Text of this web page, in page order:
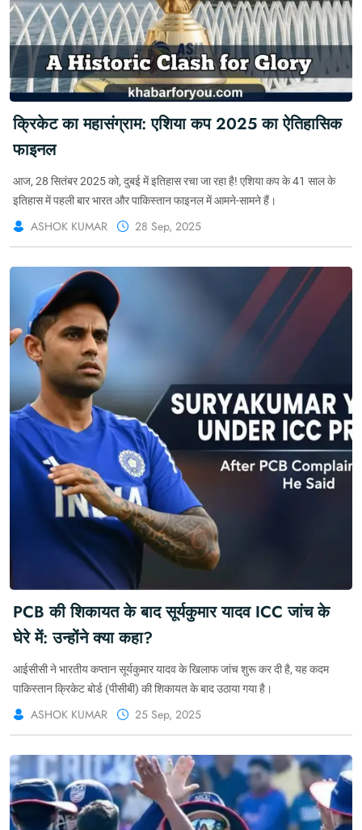
क्रिकेट का महासंग्राम: एशिया कप 2025 का ऐतिहासिक
फाइनल
आज, 28 सितंबर 2025 को, दुबई में इतिहास रचा जा रहा है! एशिया कप के 41 साल के
इतिहास में पहली बार भारत और पाकिस्तान फाइनल में आमने-सामने हैं।
ASHOK KUMAR 28 Sep, 2025
PCB की शिकायत के बाद सूर्यकुमार यादव ICC जांच के
घेरे में: उन्होंने क्या कहा?
आईसीसी ने भारतीय कप्तान सूर्यकुमार यादव के खिलाफ जांच शुरू कर दी है, यह कदम
पाकिस्तान क्रिकेट बोर्ड (पीसीबी) की शिकायत के बाद उठाया गया है।
ASHOK KUMAR 25 Sep, 2025